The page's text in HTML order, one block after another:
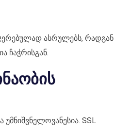
ასრულებს, რადგან
ჩაჭრისგან.
SSL